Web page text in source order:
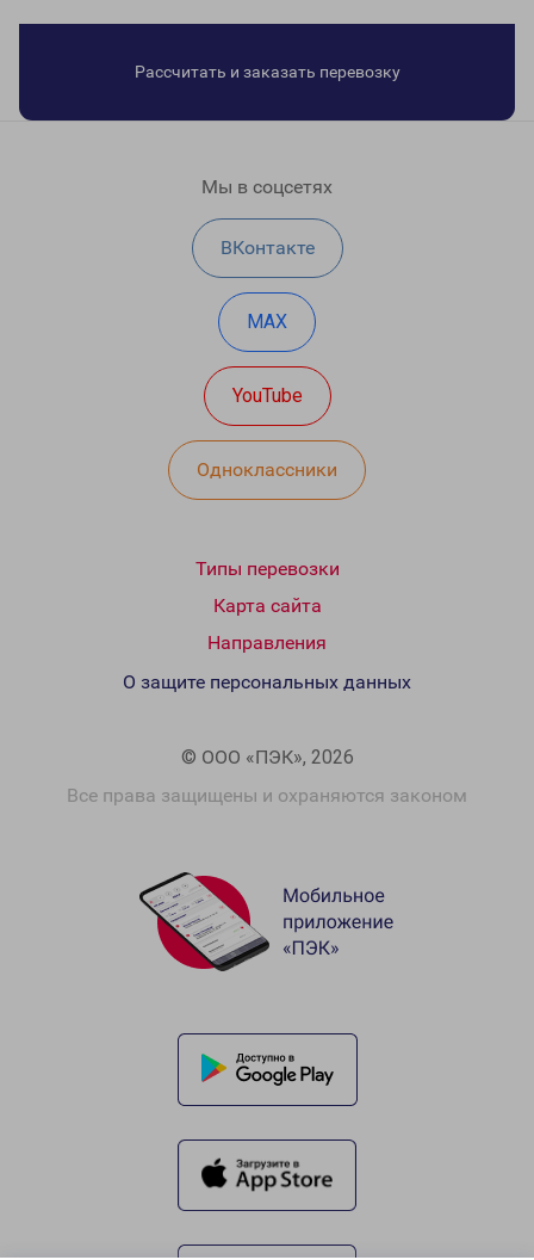
Рассчитать и заказать перевозку
Мы в соцсетях
ВКонтакте
MAX
YouTube
Одноклассники
Типы перевозки
Карта сайта
Направления
© ООО «ПЭК», 2026
Все права защищены и охраняются законом
О защите персональных данных